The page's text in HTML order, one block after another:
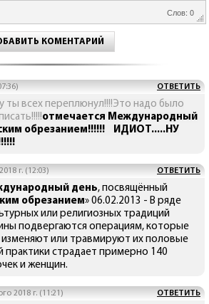
Слов: 0
КОМЕНТАРИЙ
ОТВЕТИТЬ
ты всех переплюнул!!!!Это надо было
отмечается Международный
обрезанием!!!!!! ИДИОТ.....НУ
г. (12:03) ОТВЕТИТЬ
день, посвящённый
обрезанием» 06.02.2013 - В ряде
или религиозных традиций
подвергаются операциям, которые
или травмируют их половые
практики страдает примерно 140
и женщин.
2018 г. (11:21) ОТВЕТИТЬ